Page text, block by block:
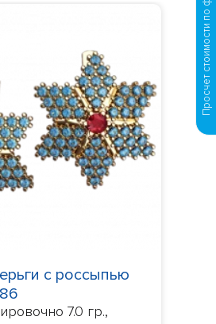
с россыпью
7.0 гр.,
Просчет стоимости по фото